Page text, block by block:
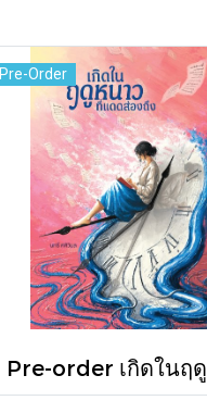
Pre-Order